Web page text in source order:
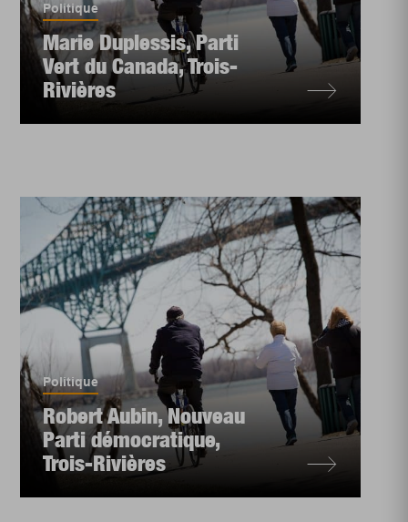
Politique
Marie Duplessis, Parti
Vert du Canada, Trois-
Rivières
Politique
Robert Aubin, Nouveau
Parti démocratique,
Trois-Rivières